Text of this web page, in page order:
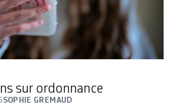
sur ordonnance
SOPHIE GREMAUD